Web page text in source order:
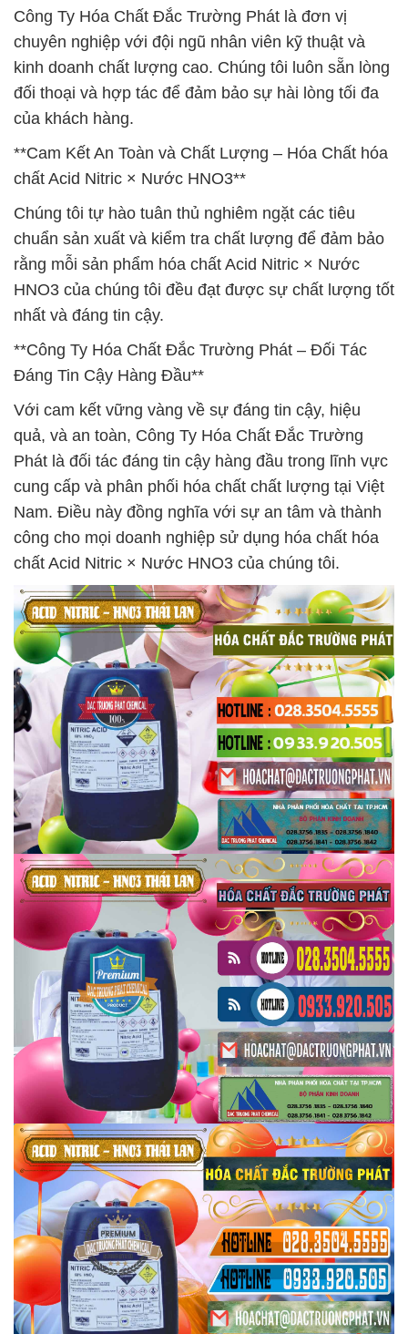
Công Ty Hóa Chất Đắc Trường Phát là đơn vị
chuyên nghiệp với đội ngũ nhân viên kỹ thuật và
kinh doanh chất lượng cao. Chúng tôi luôn sẵn lòng
đối thoại và hợp tác để đảm bảo sự hài lòng tối đa
của khách hàng.
**Cam Kết An Toàn và Chất Lượng – Hóa Chất hóa
chất Acid Nitric × Nước HNO3**
Chúng tôi tự hào tuân thủ nghiêm ngặt các tiêu
chuẩn sản xuất và kiểm tra chất lượng để đảm bảo
rằng mỗi sản phẩm hóa chất Acid Nitric × Nước
HNO3 của chúng tôi đều đạt được sự chất lượng tốt
nhất và đáng tin cậy.
**Công Ty Hóa Chất Đắc Trường Phát – Đối Tác
Đáng Tin Cậy Hàng Đầu**
Với cam kết vững vàng về sự đáng tin cậy, hiệu
quả, và an toàn, Công Ty Hóa Chất Đắc Trường
Phát là đối tác đáng tin cậy hàng đầu trong lĩnh vực
cung cấp và phân phối hóa chất chất lượng tại Việt
Nam. Điều này đồng nghĩa với sự an tâm và thành
công cho mọi doanh nghiệp sử dụng hóa chất hóa
chất Acid Nitric × Nước HNO3 của chúng tôi.